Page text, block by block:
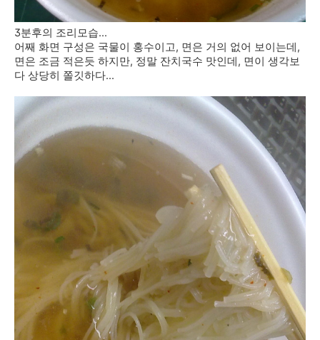
3분후의 조리모습...
어째 화면 구성은 국물이 홍수이고, 면은 거의 없어 보이는데,
면은 조금 적은듯 하지만, 정말 잔치국수 맛인데, 면이 생각보
다 상당히 쫄깃하다...